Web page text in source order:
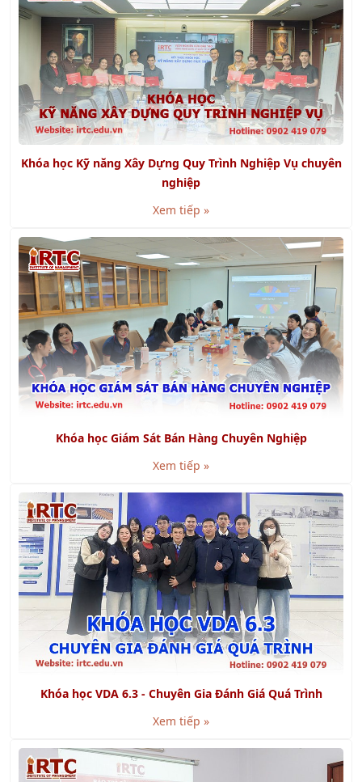
Khóa học Kỹ năng Xây Dựng Quy Trình Nghiệp Vụ chuyên
nghiệp
Xem tiếp »
Khóa học Giám Sát Bán Hàng Chuyên Nghiệp
Khóa học VDA 6.3 - Chuyên Gia Đánh Giá Quá Trình